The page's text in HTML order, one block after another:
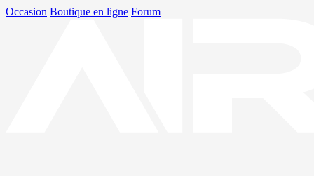
Occasion Boutique en ligne Forum